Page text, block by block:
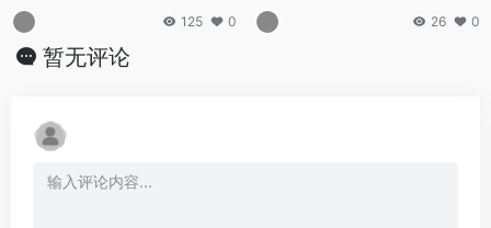
125 0
讨写作中的应用与优势
26 0
暂无评论